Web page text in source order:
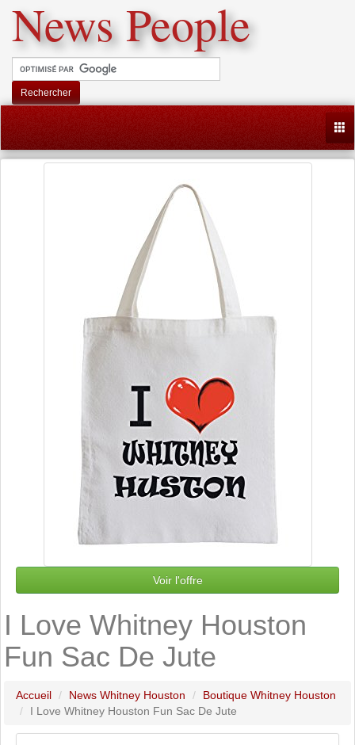
News People
Rechercher
Voir l'offre
I Love Whitney Houston
Fun Sac De Jute
Accueil News Whitney Houston
Boutique Whitney Houston
I Love Whitney Houston Fun Sac De Jute